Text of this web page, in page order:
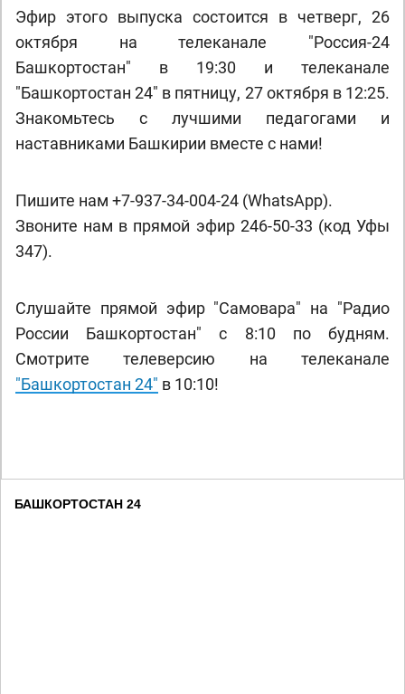
Эфир этого выпуска состоится в четверг, 26
октября на телеканале "Россия-24
Башкортостан" в 19:30 и телеканале
"Башкортостан 24" в пятницу, 27 октября в 12:25.
Знакомьтесь с лучшими педагогами и
наставниками Башкирии вместе с нами!
Пишите нам +7-937-34-004-24 (WhatsApp).
Звоните нам в прямой эфир 246-50-33 (код Уфы
347).
Слушайте прямой эфир "Самовара" на "Радио
России Башкортостан" с 8:10 по будням.
Смотрите телеверсию на телеканале
"Башкортостан 24" в 10:10!
БАШКОРТОСТАН 24